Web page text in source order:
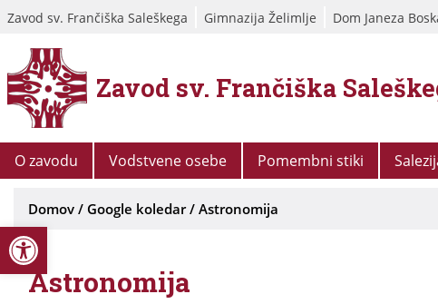
Open toolbar
Zavod sv. Frančiška Saleškega Gimnazija Želimlje Dom Janeza
Zavod sv. Frančiška
O zavodu Vodstvene osebe Pomembni stiki
Domov / Google koledar/ Astronomija
Astronomija